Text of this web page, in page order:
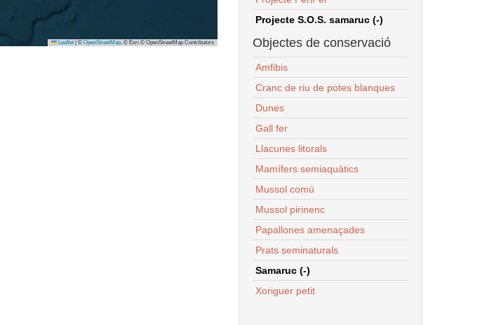
Leaflet © OpenStreetMap, © Esri © OpenStreetMap Contributors
Projecte S.O.S. samaruc (-)
Objectes de conservació
Amfibis
Cranc de riu de potes blanques
Dunes
Gall fer
Llacunes litorals
Mamífers semiaquàtics
Mussol comú
Mussol pirinenc
Papallones amenaçades
Prats seminaturals
Samaruc (-)
Xoriguer petit